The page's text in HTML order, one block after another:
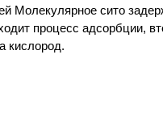
Молекулярное сито
процесс адсорбции,
кислород.